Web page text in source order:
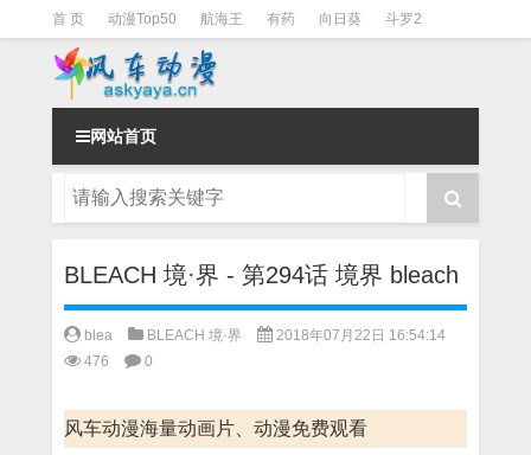
首 页 动漫Top50 航海王 有药 向日葵 斗罗2
斗罗3 火影 一拳超人
网站首页
BLEACH 境·界 - 第294话 境界 bleach
blea BLEACH 境·界
2018年07月22日 16:54:14
476
0
风车动漫海量动画片、动漫免费观看